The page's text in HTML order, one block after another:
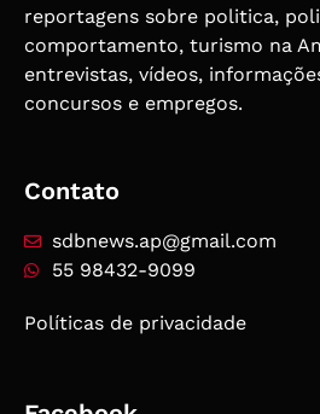
reportagens sobre politica,
comportamento, turismo na
entrevistas, vídeos,
concursos e empregos.
Contato
sdbnews.ap@gmail.com
55 98432-9099
Políticas de privacidade